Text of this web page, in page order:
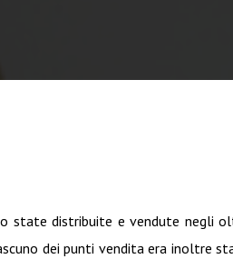
state distribuite e vendute negli
dei punti vendita era inoltre